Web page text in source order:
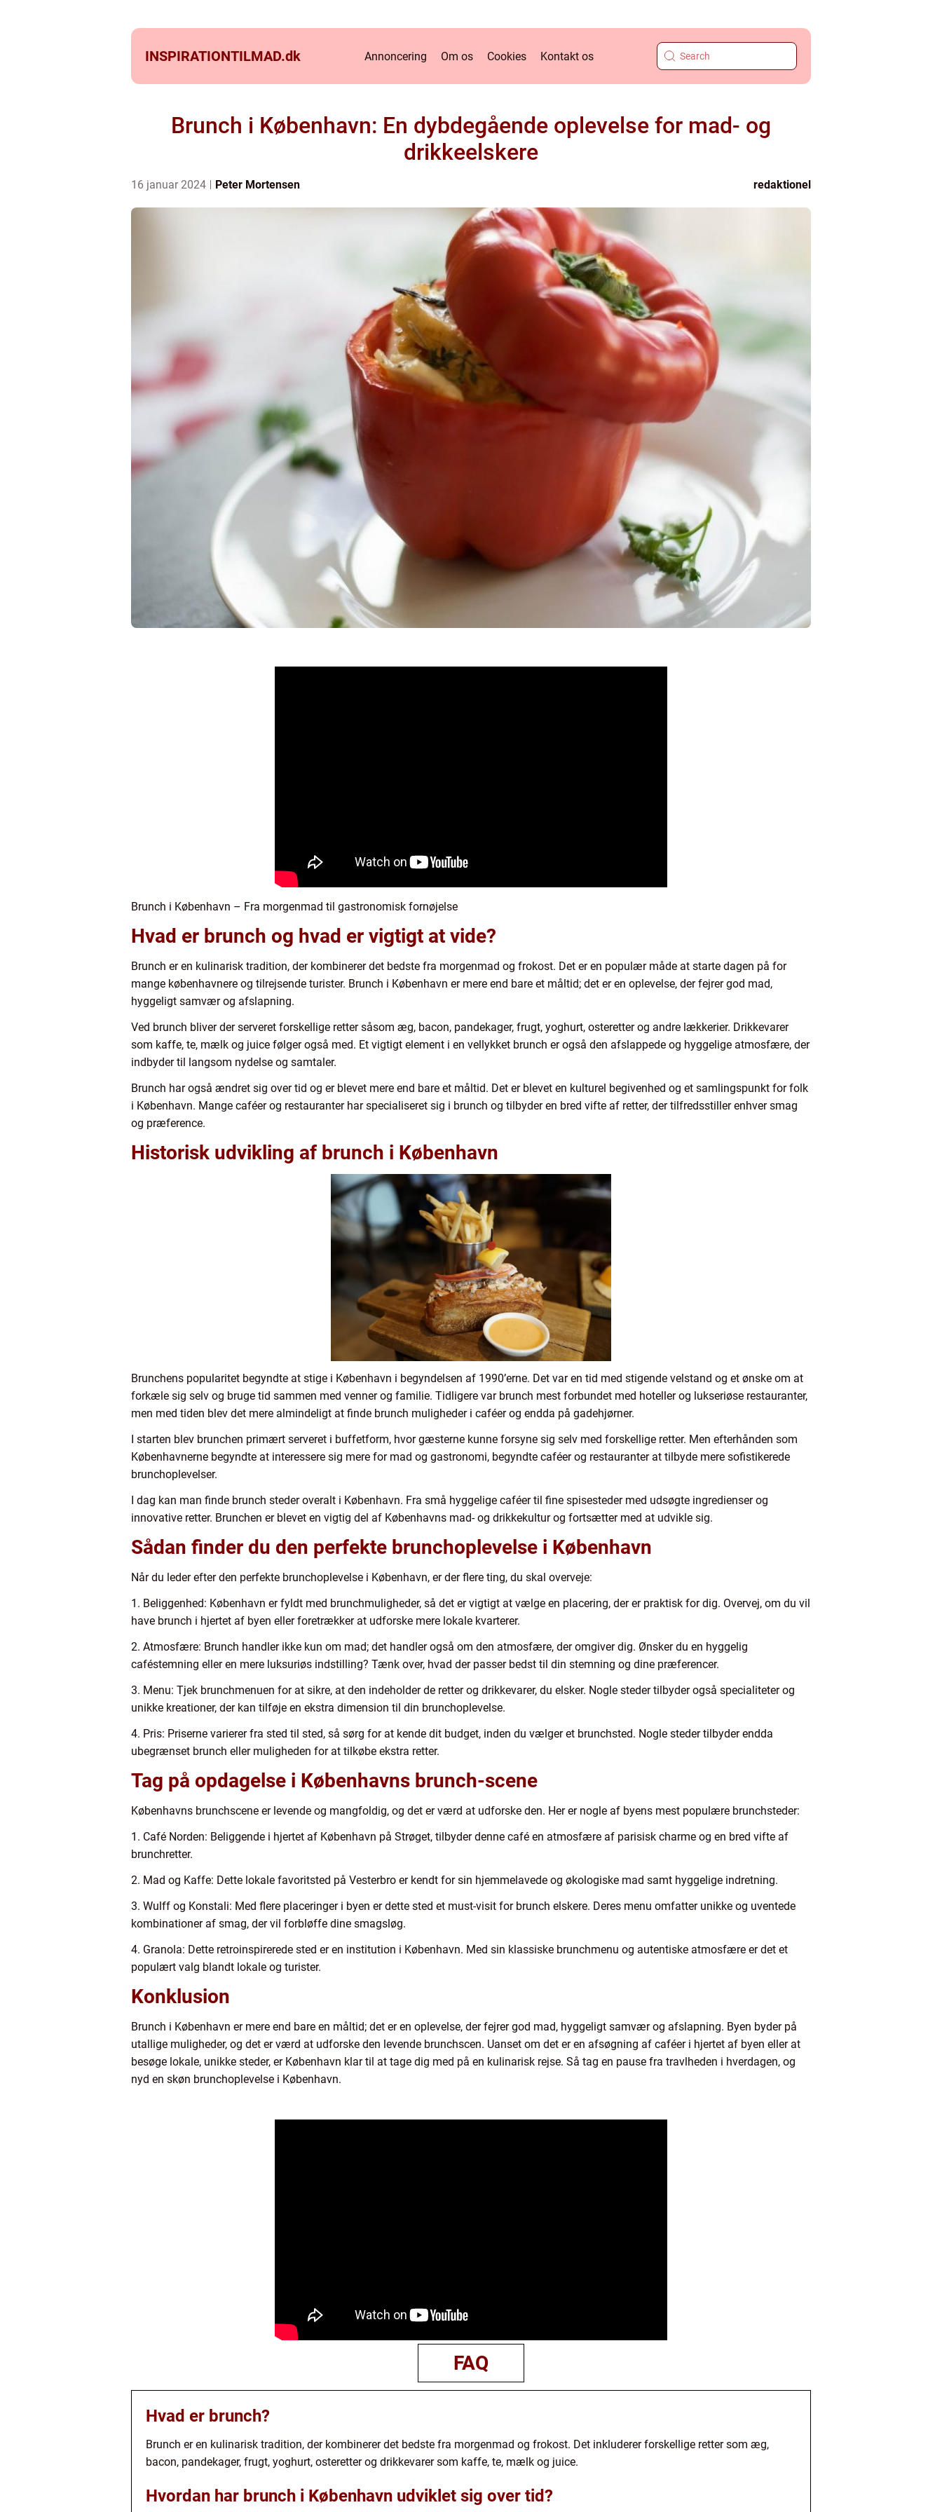
INSPIRATIONTILMAD.dk Annoncering Om os Cookies Kontakt os
Brunch i København: En dybdegående oplevelse for mad- og
drikkeelskere
16 januar 2024 Peter Mortensen redaktionel
Brunch i København – Fra morgenmad til gastronomisk fornøjelse
Hvad er brunch og hvad er vigtigt at vide?
Brunch er en kulinarisk tradition, der kombinerer det bedste fra morgenmad og frokost. Det er en populær måde at starte dagen på for
mange københavnere og tilrejsende turister. Brunch i København er mere end bare et måltid; det er en oplevelse, der fejrer god mad,
hyggeligt samvær og afslapning.
Ved brunch bliver der serveret forskellige retter såsom æg, bacon, pandekager, frugt, yoghurt, osteretter og andre lækkerier. Drikkevarer
som kaffe, te, mælk og juice følger også med. Et vigtigt element i en vellykket brunch er også den afslappede og hyggelige atmosfære, der
indbyder til langsom nydelse og samtaler.
Brunch har også ændret sig over tid og er blevet mere end bare et måltid. Det er blevet en kulturel begivenhed og et samlingspunkt for folk
i København. Mange caféer og restauranter har specialiseret sig i brunch og tilbyder en bred vifte af retter, der tilfredsstiller enhver smag
og præference.
Historisk udvikling af brunch i København
Brunchens popularitet begyndte at stige i København i begyndelsen af 1990’erne. Det var en tid med stigende velstand og et ønske om at
forkæle sig selv og bruge tid sammen med venner og familie. Tidligere var brunch mest forbundet med hoteller og lukseriøse restauranter,
men med tiden blev det mere almindeligt at finde brunch muligheder i caféer og endda på gadehjørner.
I starten blev brunchen primært serveret i buffetform, hvor gæsterne kunne forsyne sig selv med forskellige retter. Men efterhånden som
Københavnerne begyndte at interessere sig mere for mad og gastronomi, begyndte caféer og restauranter at tilbyde mere sofistikerede
brunchoplevelser.
I dag kan man finde brunch steder overalt i København. Fra små hyggelige caféer til fine spisesteder med udsøgte ingredienser og
innovative retter. Brunchen er blevet en vigtig del af Københavns mad- og drikkekultur og fortsætter med at udvikle sig.
Sådan finder du den perfekte brunchoplevelse i København
Når du leder efter den perfekte brunchoplevelse i København, er der flere ting, du skal overveje:
1. Beliggenhed: København er fyldt med brunchmuligheder, så det er vigtigt at vælge en placering, der er praktisk for dig. Overvej, om du vil
have brunch i hjertet af byen eller foretrækker at udforske mere lokale kvarterer.
2. Atmosfære: Brunch handler ikke kun om mad; det handler også om den atmosfære, der omgiver dig. Ønsker du en hyggelig
caféstemning eller en mere luksuriøs indstilling? Tænk over, hvad der passer bedst til din stemning og dine præferencer.
3. Menu: Tjek brunchmenuen for at sikre, at den indeholder de retter og drikkevarer, du elsker. Nogle steder tilbyder også specialiteter og
unikke kreationer, der kan tilføje en ekstra dimension til din brunchoplevelse.
4. Pris: Priserne varierer fra sted til sted, så sørg for at kende dit budget, inden du vælger et brunchsted. Nogle steder tilbyder endda
ubegrænset brunch eller muligheden for at tilkøbe ekstra retter.
Tag på opdagelse i Københavns brunch-scene
Københavns brunchscene er levende og mangfoldig, og det er værd at udforske den. Her er nogle af byens mest populære brunchsteder:
1. Café Norden: Beliggende i hjertet af København på Strøget, tilbyder denne café en atmosfære af parisisk charme og en bred vifte af
brunchretter.
2. Mad og Kaffe: Dette lokale favoritsted på Vesterbro er kendt for sin hjemmelavede og økologiske mad samt hyggelige indretning.
3. Wulff og Konstali: Med flere placeringer i byen er dette sted et must-visit for brunch elskere. Deres menu omfatter unikke og uventede
kombinationer af smag, der vil forbløffe dine smagsløg.
4. Granola: Dette retroinspirerede sted er en institution i København. Med sin klassiske brunchmenu og autentiske atmosfære er det et
populært valg blandt lokale og turister.
Konklusion
Brunch i København er mere end bare en måltid; det er en oplevelse, der fejrer god mad, hyggeligt samvær og afslapning. Byen byder på
utallige muligheder, og det er værd at udforske den levende brunchscen. Uanset om det er en afsøgning af caféer i hjertet af byen eller at
besøge lokale, unikke steder, er København klar til at tage dig med på en kulinarisk rejse. Så tag en pause fra travlheden i hverdagen, og
nyd en skøn brunchoplevelse i København.
FAQ
Hvad er brunch?
Brunch er en kulinarisk tradition, der kombinerer det bedste fra morgenmad og frokost. Det inkluderer forskellige retter som æg,
bacon, pandekager, frugt, yoghurt, osteretter og drikkevarer som kaffe, te, mælk og juice.
Hvordan har brunch i København udviklet sig over tid?